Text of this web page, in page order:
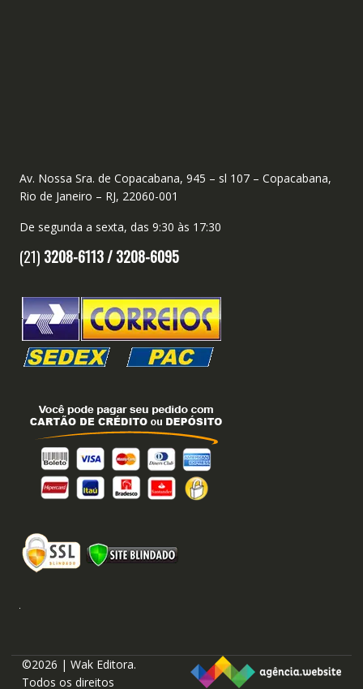
Av. Nossa Sra. de Copacabana, 945 – sl 107 – Copacabana,
Rio de Janeiro – RJ, 22060-001
De segunda a sexta, das 9:30 às 17:30
(21) 3208-6113 /3208-6095
©2026 | Wak Editora.
Todos os direitos